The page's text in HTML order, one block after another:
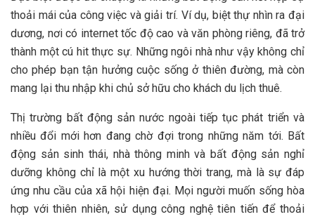
thoải mái của công việc và giải trí. Ví dụ, biệt thự nhìn ra đại
dương, nơi có internet tốc độ cao và văn phòng riêng, đã trở
thành một cú hit thực sự. Những ngôi nhà như vậy không chỉ
cho phép bạn tận hưởng cuộc sống ở thiên đường, mà còn
mang lại thu nhập khi chủ sở hữu cho khách du lịch thuê.
Thị trường bất động sản nước ngoài tiếp tục phát triển và
nhiều đổi mới hơn đang chờ đợi trong những năm tới. Bất
động sản sinh thái, nhà thông minh và bất động sản nghỉ
dưỡng không chỉ là một xu hướng thời trang, mà là sự đáp
ứng nhu cầu của xã hội hiện đại. Mọi người muốn sống hòa
hợp với thiên nhiên, sử dụng công nghệ tiên tiến để thoải